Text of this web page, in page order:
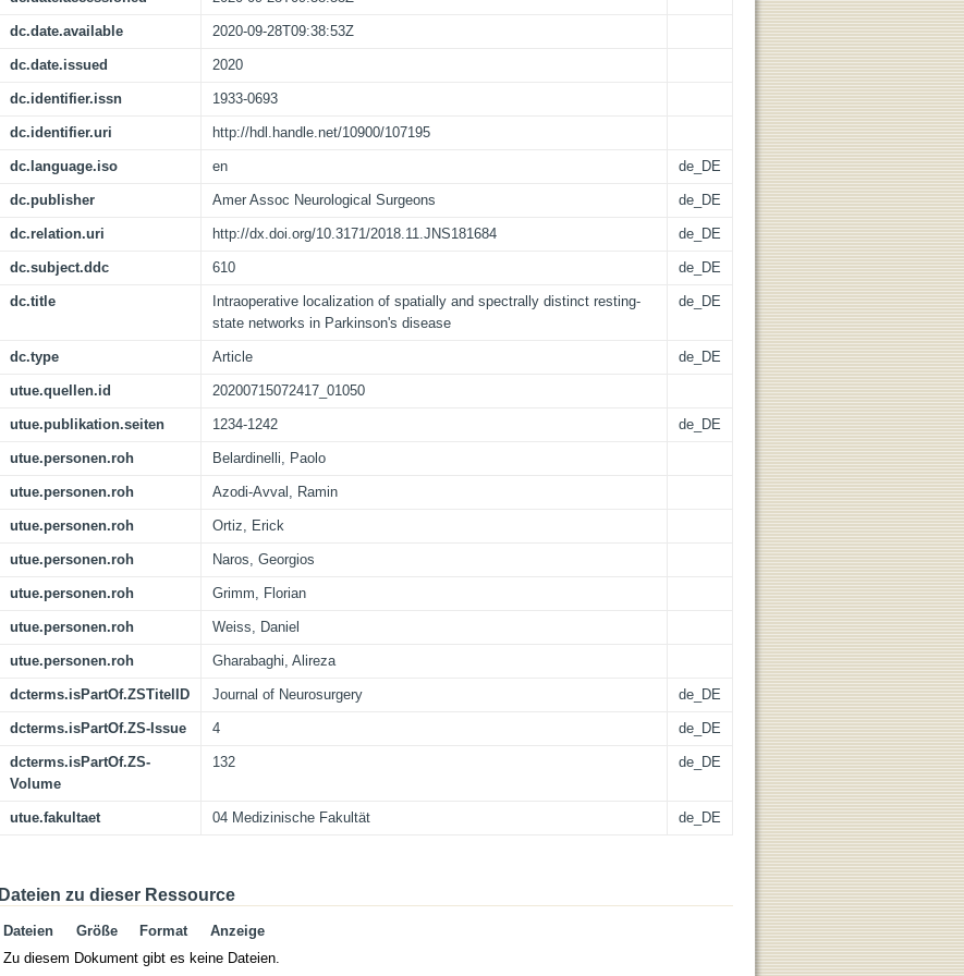
dc.date.available 2020-09-28T09:38:53Z
dc.date.issued 2020
dc.identifier.issn 1933-0693
dc.identifier.uri http://hdl.handle.net/10900/107195
dc.language.iso en de_DE
dc.publisher Amer Assoc Neurological Surgeons de_DE
dc.relation.uri http://dx.doi.org/10.3171/2018.11.JNS181684 de_DE
dc.subject.ddc 610 de_DE
dc.title
Intraoperative localization of spatially and spectrally distinct resting-
state networks in Parkinson's disease
de_DE
dc.type Article de_DE
utue.quellen.id 20200715072417_01050
utue.publikation.seiten 1234-1242 de_DE
utue.personen.roh Belardinelli, Paolo
utue.personen.roh Azodi-Avval, Ramin
utue.personen.roh Ortiz, Erick
utue.personen.roh Naros, Georgios
utue.personen.roh Grimm, Florian
utue.personen.roh Weiss, Daniel
utue.personen.roh Gharabaghi, Alireza
dcterms.isPartOf.ZSTitelID Journal of Neurosurgery de_DE
dcterms.isPartOf.ZS-Issue 4 de_DE
dcterms.isPartOf.ZS-
Volume
132 de_DE
utue.fakultaet 04 Medizinische Fakultät de_DE
Dateien zu dieser Ressource
Dateien Größe Format
Anzeige
Zu diesem Dokument gibt es keine Dateien.